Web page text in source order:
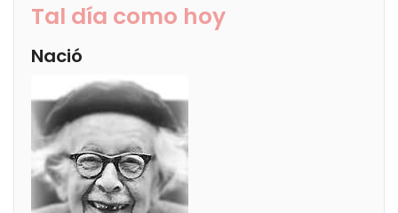
Tal día como hoy
Nació